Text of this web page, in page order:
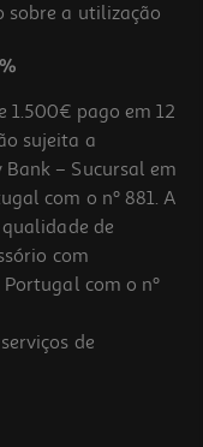
sobre a utilização
1.500€ pago em 12
sujeita a
– Sucursal em
com o nº 881. A
de
com
com o nº
de